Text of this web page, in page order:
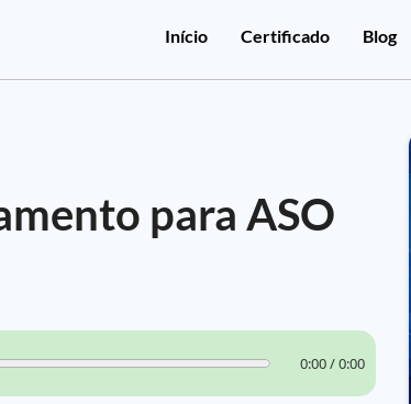
Início Certificado Blog
para ASO
0:00 / 0:00